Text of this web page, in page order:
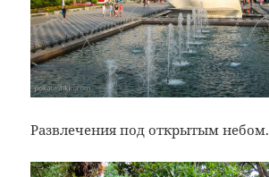
Развлечения под открытым небом.